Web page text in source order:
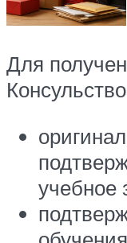
Для
учебное